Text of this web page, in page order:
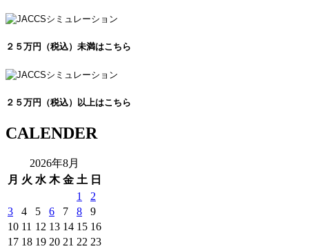
２５万円（税込）未満はこちら
２５万円（税込）以上はこちら
CALENDER
2026年8月
月 火 水 木 金 土 日
1
2
3
4 5 6 7 8
9
10 11 12 13 14 15 16
17 18 19 20 21 22 23